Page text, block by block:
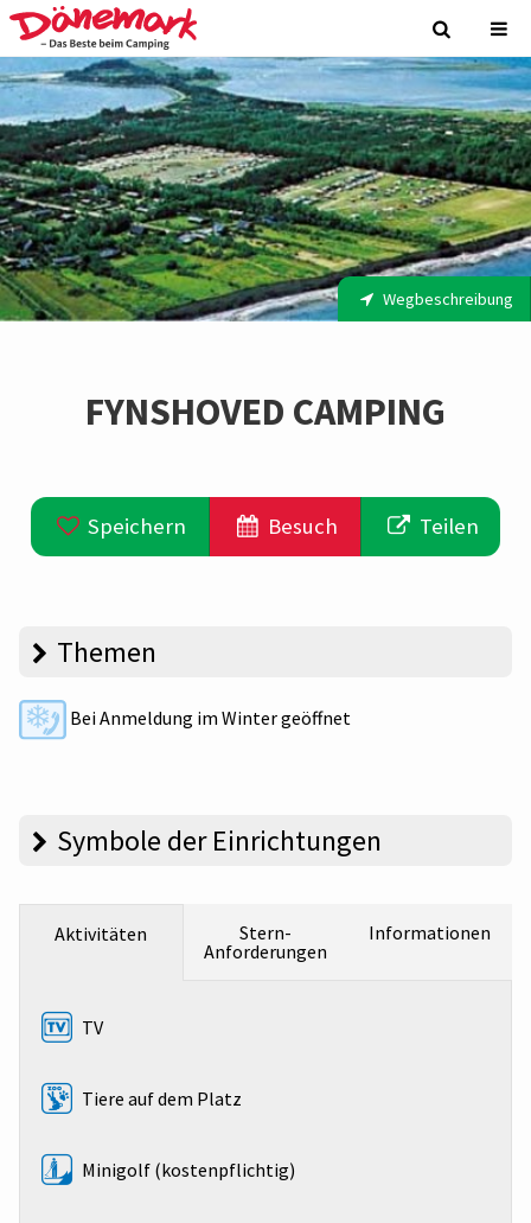
Wegbeschreibung
FYNSHOVED CAMPING
Speichern Besuch Teilen
Themen
Bei Anmeldung im Winter geöffnet
Symbole der Einrichtungen
Aktivitäten
Stern-
Anforderungen
Informationen
TV
Tiere auf dem Platz
Minigolf (kostenpflichtig)